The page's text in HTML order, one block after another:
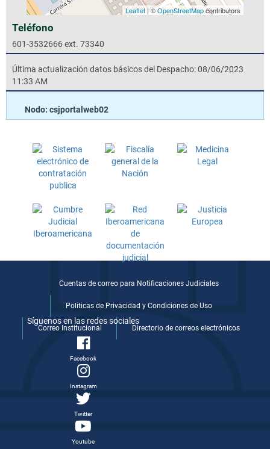
Leaflet| ©OpenStreetMapcontributors
Teléfono
601-3532666 ext. 73340
Última actualización datos básicos del Despacho: 08/06/2023
11:33 AM
Nodo: csjportalweb02
Cuentas de correo para Notificaciones Judiciales
Politicas de Privacidad y Condiciones de Uso
Correo Institucional Directorio de correos electrónicos
Síguenos en las redes sociales
Facebook
Instagram
Twitter
Youtube